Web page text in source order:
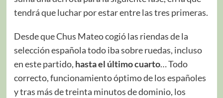
tendrá que luchar por estar entre las tres primeras.
Desde que Chus Mateo cogió las riendas de la
selección española todo iba sobre ruedas, incluso
en este partido, hasta el último cuarto… Todo
correcto, funcionamiento óptimo de los españoles
y tras más de treinta minutos de dominio, los